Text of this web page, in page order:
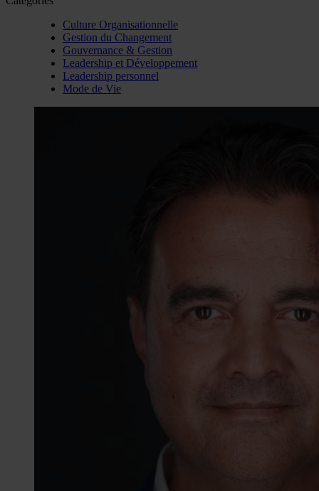
Culture Organisationnelle
Gestion du Changement
Gouvernance & Gestion
Leadership et Développement
Leadership personnel
Mode de Vie